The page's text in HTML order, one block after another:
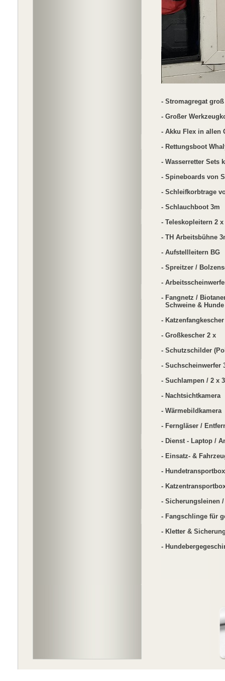
- Stromagregat
- Großer
- Akku Flex in allen
- Rettungsboot
- Wasserretter Sets
- Spineboards von
- Schleifkorbtrage
- Schlauchboot 3m
- Teleskopleitern 2 x
- TH Arbeitsbühne
- Aufstellleitern BG
- Spreitzer /
-
- Fangnetz /
Schweine & Hunde
-
- Großkescher 2 x
- Schutzschilder
- Suchscheinwerfer
- Suchlampen / 2 x
- Nachtsichtkamera
- Wärmebildkamera
- Ferngläser /
- Dienst - Laptop /
- Einsatz- &
-
-
- Sicherungsleinen
- Fangschlinge für
- Kletter &
-